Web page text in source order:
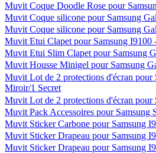
Muvit Coque Doodle Rose pour
Muvit Coque silicone pour Samsung
Muvit Coque silicone pour Samsung
Muvit Etui Clapet pour Samsung I9100
Muvit Etui Slim Clapet pour Samsung
Muvit Housse Minigel pour Samsung
Muvit Lot de 2 protections d'écran pour
Miroir/1 Secret
Muvit Lot de 2 protections d'écran pour
Muvit Pack Accessoires pour Samsung
Muvit Sticker Carbone pour Samsung
Muvit Sticker Drapeau pour Samsung
Muvit Sticker Drapeau pour Samsung